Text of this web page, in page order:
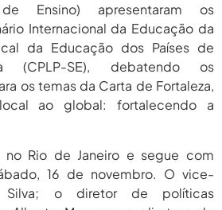
De Agosto: Dia Nacional Dos
De...
agosto 6,
2026
Celebra Os 58 Anos Da
agosto 6,
2026
Autoriza 937 Novos Cargos Em
agosto 6,
Da 78ª SBPC: Na Primeira
PROIFES...
agosto
6, 2026
De Agosto: Dia Nacional Dos
de Ensino) apresentaram os
Internacional da Educação da
da Educação dos Países de
(CPLP-SE), debatendo os
os temas da Carta de Fortaleza,
ao global: fortalecendo a
Rio de Janeiro e segue com
16 de novembro. O vice-
Silva; o diretor de políticas